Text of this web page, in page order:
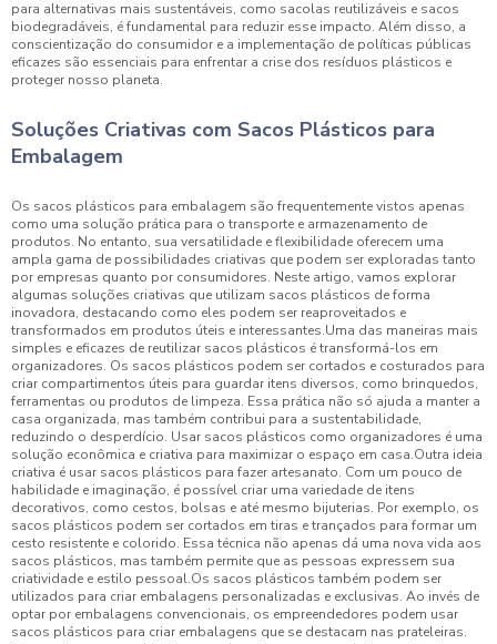
para alternativas mais sustentáveis, como sacolas reutilizáveis e sacos
biodegradáveis, é fundamental para reduzir esse impacto. Além disso, a
conscientização do consumidor e a implementação de políticas públicas
eficazes são essenciais para enfrentar a crise dos resíduos plásticos e
proteger nosso planeta.
Soluções Criativas com Sacos Plásticos para
Embalagem
Os sacos plásticos para embalagem são frequentemente vistos apenas
como uma solução prática para o transporte e armazenamento de
produtos. No entanto, sua versatilidade e flexibilidade oferecem uma
ampla gama de possibilidades criativas que podem ser exploradas tanto
por empresas quanto por consumidores. Neste artigo, vamos explorar
algumas soluções criativas que utilizam sacos plásticos de forma
inovadora, destacando como eles podem ser reaproveitados e
transformados em produtos úteis e interessantes.Uma das maneiras mais
simples e eficazes de reutilizar sacos plásticos é transformá-los em
organizadores. Os sacos plásticos podem ser cortados e costurados para
criar compartimentos úteis para guardar itens diversos, como brinquedos,
ferramentas ou produtos de limpeza. Essa prática não só ajuda a manter a
casa organizada, mas também contribui para a sustentabilidade,
reduzindo o desperdício. Usar sacos plásticos como organizadores é uma
solução econômica e criativa para maximizar o espaço em casa.Outra ideia
criativa é usar sacos plásticos para fazer artesanato. Com um pouco de
habilidade e imaginação, é possível criar uma variedade de itens
decorativos, como cestos, bolsas e até mesmo bijuterias. Por exemplo, os
sacos plásticos podem ser cortados em tiras e trançados para formar um
cesto resistente e colorido. Essa técnica não apenas dá uma nova vida aos
sacos plásticos, mas também permite que as pessoas expressem sua
criatividade e estilo pessoal.Os sacos plásticos também podem ser
utilizados para criar embalagens personalizadas e exclusivas. Ao invés de
optar por embalagens convencionais, os empreendedores podem usar
sacos plásticos para criar embalagens que se destacam nas prateleiras.